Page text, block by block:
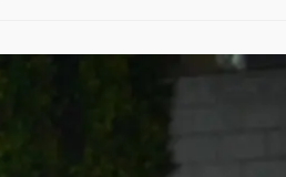
長至晚上7時